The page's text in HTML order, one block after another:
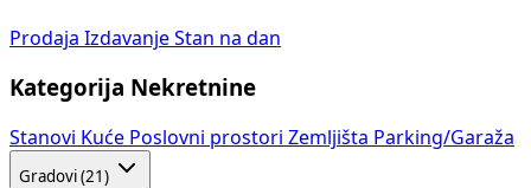
Prodaja Izdavanje Stan na dan
Kategorija Nekretnine
Stanovi Kuće Poslovni prostori Zemljišta Parking/Garaža
Gradovi (21)